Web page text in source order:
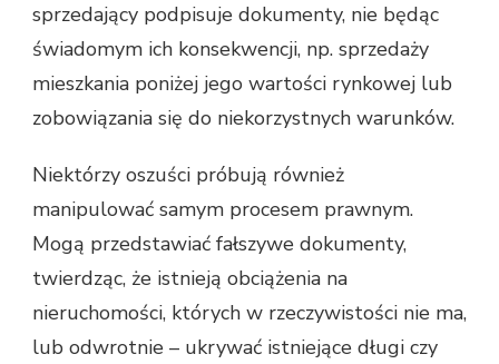
sprzedający podpisuje dokumenty, nie będąc
świadomym ich konsekwencji, np. sprzedaży
mieszkania poniżej jego wartości rynkowej lub
zobowiązania się do niekorzystnych warunków.
Niektórzy oszuści próbują również
manipulować samym procesem prawnym.
Mogą przedstawiać fałszywe dokumenty,
twierdząc, że istnieją obciążenia na
nieruchomości, których w rzeczywistości nie ma,
lub odwrotnie – ukrywać istniejące długi czy